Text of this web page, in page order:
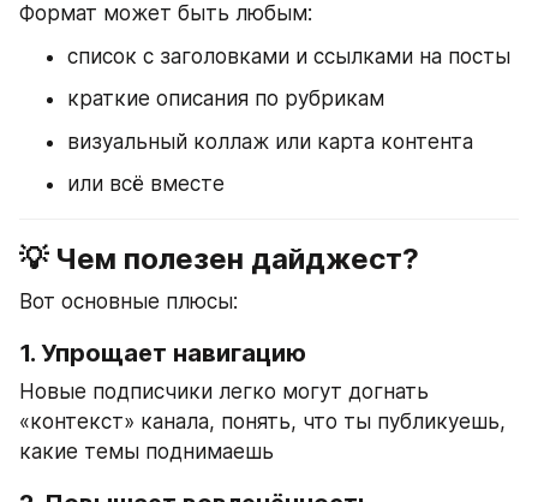
Формат может быть любым:
список с заголовками и ссылками на посты
краткие описания по рубрикам
визуальный коллаж или карта контента
или всё вместе
💡 Чем полезен дайджест?
Вот основные плюсы:
1. Упрощает навигацию
Новые подписчики легко могут догнать
«контекст» канала, понять, что ты публикуешь,
какие темы поднимаешь